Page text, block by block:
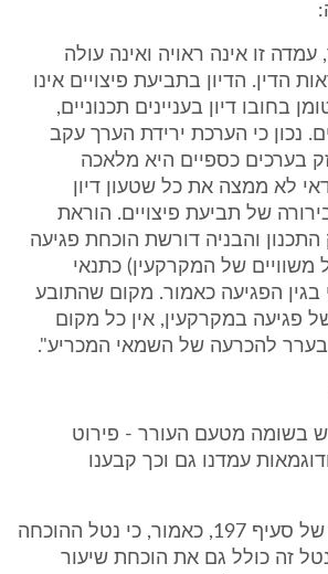
זו אינה ראויה ואינה עולה
הדין. הדיון בתביעת פיצויים אינו
בחובו דיון בעניינים תכנוניים,
נכון כי הערכת ירידת הערך עקב
בערכים כספיים היא מלאכה
לא ממצה את כל שטעון דיון
של תביעת פיצויים. הוראת
לחוק התכנון והבניה דורשת הוכחת פגיעה
משוויים של המקרקעין) כתנאי
בגין הפגיעה כאמור. מקום שהתובע
פגיעה במקרקעין, אין כל מקום
להכרעה של השמאי המכריע".
בשומה מטעם העורר - פירוט
עמדנו גם וכך קבענו
"ממושכלות היסוד של סעיף 197, כאמור, כי נטל ההוכחה
זה כולל גם את הוכחת שיעור